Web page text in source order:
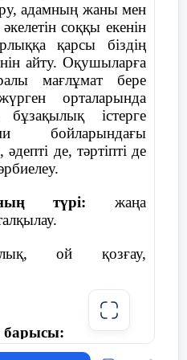
жүрек.
күйі.
жақсы деген
жауапкершілікпен
бекітілсін.
қадағалау
«Союз-
ғарышқа
ғарышкері
Оңғарбайұлы
Н.Ә
Семей
«Союз ТМ6»
ғарышқа ұшты.
және
Штаттарының
адамның жаны мен
соққы екенін
қарсы біздің
айту. Оқушыларға
мағлұмат бере
орталарында
бұзақылық істерге
бойларындағы
әдепті де, тәртіпті де
түрі: жаңа
ой қозғау,
барысы: